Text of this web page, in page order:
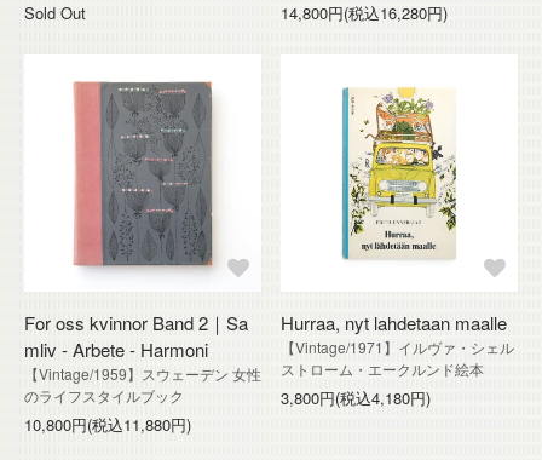
Sold Out 14,800円(税込16,280円)
For oss kvinnor Band 2｜Sa
mliv - Arbete - Harmoni
【Vintage/1959】スウェーデン 女性
のライフスタイルブック
10,800円(税込11,880円)
Hurraa, nyt lahdetaan maalle
【Vintage/1971】イルヴァ・シェル
ストローム・エークルンド絵本
3,800円(税込4,180円)